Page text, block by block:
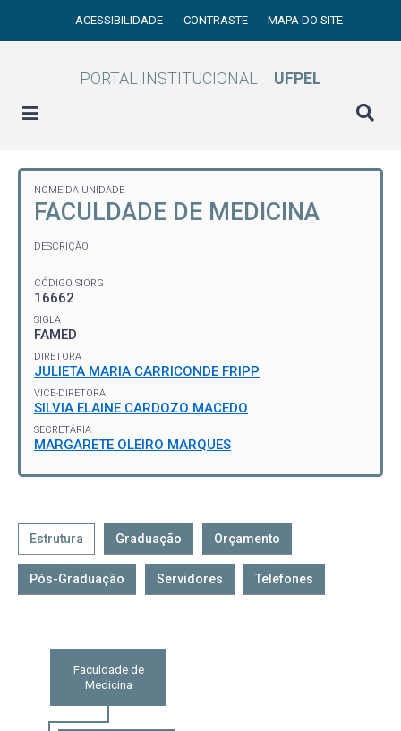
ACESSIBILIDADE CONTRASTE MAPA DO SITE
PORTAL INSTITUCIONAL UFPEL
NOME DA UNIDADE
FACULDADE DE MEDICINA
DESCRIÇÃO
CÓDIGO SIORG
16662
SIGLA
FAMED
DIRETORA
JULIETA MARIA CARRICONDE FRIPP
VICE-DIRETORA
SILVIA ELAINE CARDOZO MACEDO
SECRETÁRIA
MARGARETE OLEIRO MARQUES
Estrutura Graduação Orçamento
Pós-Graduação Servidores Telefones
Faculdade de
Medicina